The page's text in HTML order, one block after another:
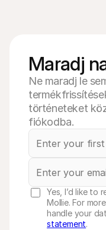
Maradj
Ne maradj le
történeteket
fiókodba.
Yes, I’d like to
Mollie. For
handle your
statement.